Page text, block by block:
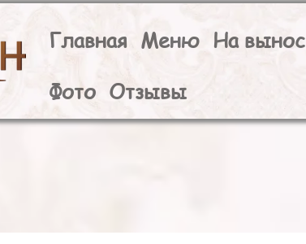
Главная Меню На вынос
Фото Отзывы